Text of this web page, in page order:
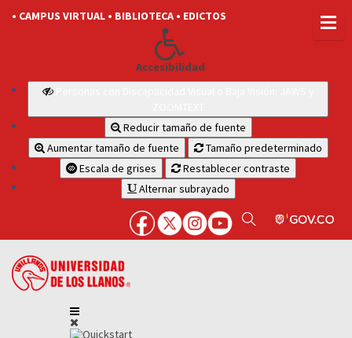
• CAMPUS VIRTUAL • BIBLIOTECA • EDICTOS
Accesibilidad
Reducir tamaño de fuente
Aumentar tamaño de fuente
Tamaño predeterminado
Escala de grises
Restablecer contraste
Alternar subrayado